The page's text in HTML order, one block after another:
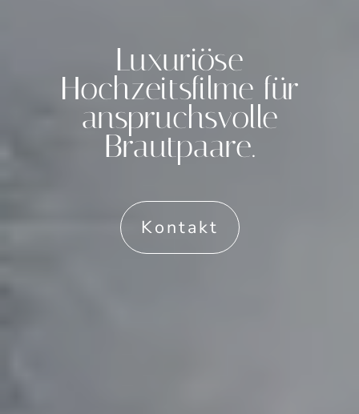
Luxuriöse
Hochzeitsfilme für
anspruchsvolle
Brautpaare.
Kontakt